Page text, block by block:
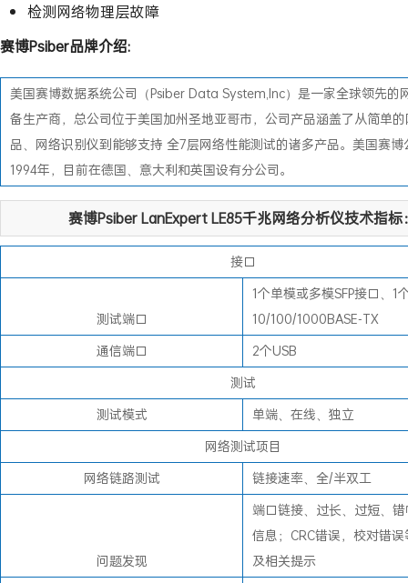
检测网络物理层故障
赛博Psiber品牌介绍:
美国赛博数据系统公司（Psiber Data System,Inc）是一家全球领先的
备生产商，总公司位于美国加州圣地亚哥市，公司产品涵盖了从简单
品、网络识别仪到能够支持 全7层网络性能测试的诸多产品。美国赛博
1994年，目前在德国、意大利和英国设有分公司。
赛博Psiber LanExpert LE85千兆网络分析仪技术指标
接口
测试端口
1个单模或多模SFP接口、1
10/100/1000BASE-TX
通信端口
2个USB
测试
测试模式
单端、在线、独立
网络测试项目
网络链路测试
链接速率、全/半双工
问题发现
端口链接、过长、过短、错
信息；CRC错误，校对错
及相关提示